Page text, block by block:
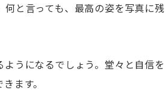
と言っても、最高の姿を写真に残
うになるでしょう。堂々と自信を
ます。